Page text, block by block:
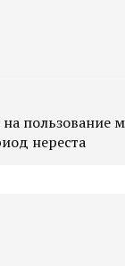
на пользование
нереста